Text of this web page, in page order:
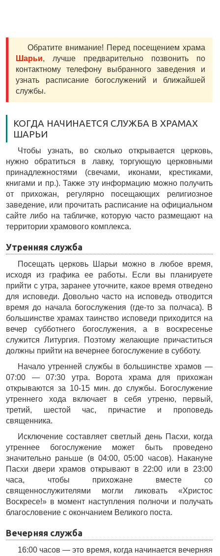
Обратите внимание! Перед посещением храма
Шарьи, лучше предварительно позвонить по
контактному телефону выбранного заведения и
узнать расписание богослужений и ближайшей
службы.
КОГДА НАЧИНАЕТСЯ СЛУЖБА В ХРАМАХ
ШАРЬИ
Чтобы узнать, во сколько открывается церковь,
нужно обратиться в лавку, торгующую церковными
принадлежностями (свечами, иконами, крестиками,
книгами и пр.). Также эту информацию можно получить
от прихожан, регулярно посещающих религиозное
заведение, или прочитать расписание на официальном
сайте либо на табличке, которую часто размещают на
территории храмового комплекса.
Утренняя служба
Посещать церковь Шарьи можно в любое время,
исходя из графика ее работы. Если вы планируете
прийти с утра, заранее уточните, какое время отведено
для исповеди. Довольно часто на исповедь отводится
время до начала богослужения (где-то за полчаса). В
большинстве храмах таинство исповеди приходится на
вечер субботнего богослужения, а в воскресенье
служится Литургия. Поэтому желающие причаститься
должны прийти на вечернее богослужение в субботу.
Начало утренней службы в большинстве храмов —
07:00 — 07:30 утра. Ворота храма для прихожан
открываются за 10-15 мин. до службы. Богослужение
утреннего хода включает в себя утреню, первый,
третий, шестой час, причастие и проповедь
священника.
Исключение составляет светлый день Пасхи, когда
утреннее богослужение может быть проведено
значительно раньше (в 04:00, 05:00 часов). Накануне
Пасхи двери храмов открывают в 22:00 или в 23:00
часа, чтобы прихожане вместе со
священнослужителями могли ликовать «Христос
Воскресе!» в момент наступления полночи и получать
благословение с окончанием Великого поста.
Вечерняя служба
16:00 часов — это время, когда начинается вечерняя